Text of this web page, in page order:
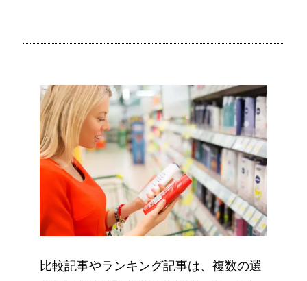
比較記事やランキング記事は、複数の選